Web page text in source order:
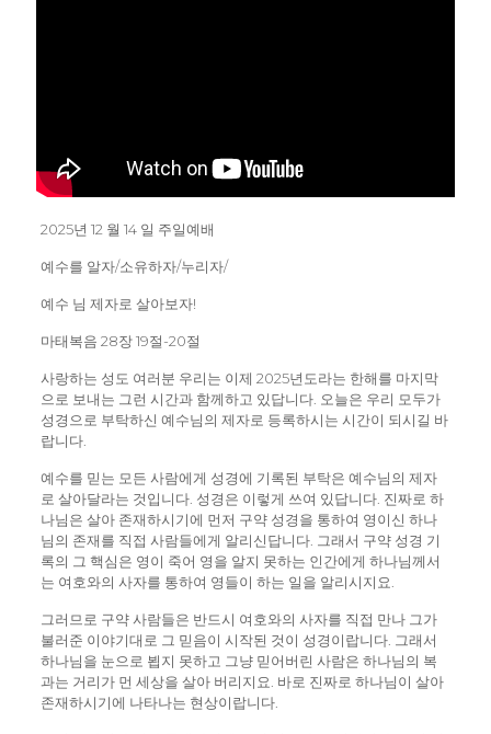
2025년 12 월 14 일 주일예배
예수를 알자/소유하자/누리자/
예수 님 제자로 살아보자!
마태복음 28장 19절-20절
사랑하는 성도 여러분 우리는 이제 2025년도라는 한해를 마지막
으로 보내는 그런 시간과 함께하고 있답니다. 오늘은 우리 모두가
성경으로 부탁하신 예수님의 제자로 등록하시는 시간이 되시길 바
랍니다.
예수를 믿는 모든 사람에게 성경에 기록된 부탁은 예수님의 제자
로 살아달라는 것입니다. 성경은 이렇게 쓰여 있답니다. 진짜로 하
나님은 살아 존재하시기에 먼저 구약 성경을 통하여 영이신 하나
님의 존재를 직접 사람들에게 알리신답니다. 그래서 구약 성경 기
록의 그 핵심은 영이 죽어 영을 알지 못하는 인간에게 하나님께서
는 여호와의 사자를 통하여 영들이 하는 일을 알리시지요.
그러므로 구약 사람들은 반드시 여호와의 사자를 직접 만나 그가
불러준 이야기대로 그 믿음이 시작된 것이 성경이랍니다. 그래서
하나님을 눈으로 뵙지 못하고 그냥 믿어버린 사람은 하나님의 복
과는 거리가 먼 세상을 살아 버리지요. 바로 진짜로 하나님이 살아
존재하시기에 나타나는 현상이랍니다.